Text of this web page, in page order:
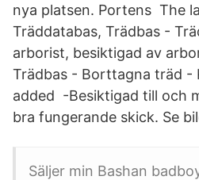
nya platsen. Portens The
Träddatabas, Trädbas -
arborist, besiktigad av
Trädbas - Borttagna träd -
added -Besiktigad till och
bra fungerande skick. Se
Säljer min Bashan